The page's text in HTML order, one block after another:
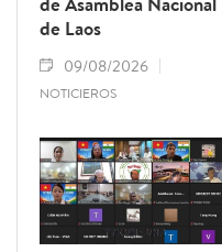
de Laos
09/08/2026
NOTICIEROS